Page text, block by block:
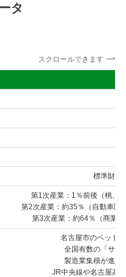
タ
スクロールできます
標準財政
第1次産業：1％前後（桃、
第2次産業：約35％（自動車関
第3次産業：約64％（商業
名古屋市のベッド
全国有数の「サボ
製造業集積が進み
JR中央線や名古屋高